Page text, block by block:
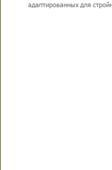
адаптированных для